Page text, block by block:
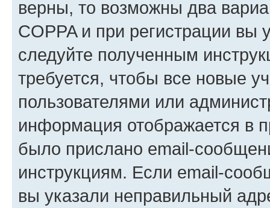
верны, то возможны два
COPPA и при регистрации вы
следуйте полученным
требуется, чтобы все новые
пользователями или
информация отображается в
было прислано email-
инструкциям. Если email-
вы указали неправильный